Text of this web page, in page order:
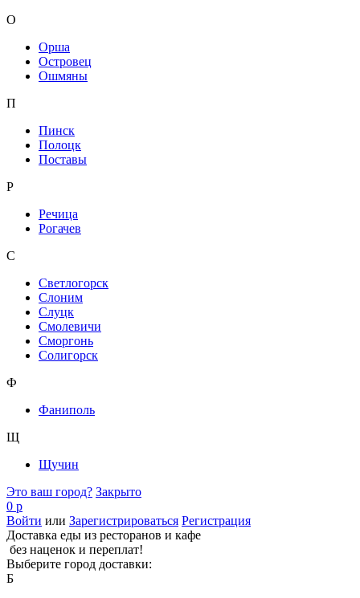
О
Орша
Островец
Ошмяны
П
Пинск
Полоцк
Поставы
Р
Речица
Рогачев
С
Светлогорск
Слоним
Слуцк
Смолевичи
Сморгонь
Солигорск
Ф
Фаниполь
Щ
Щучин
Это ваш город? Закрыто
0 р
Войти или Зарегистрироваться Регистрация
Доставка еды из ресторанов и кафе
без наценок и переплат!
Выберите город доставки:
Б